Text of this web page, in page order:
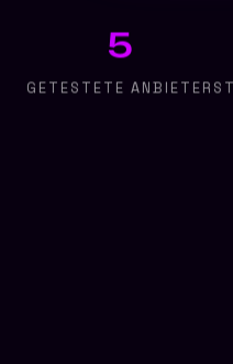
5
GETESTETE ANBIETER